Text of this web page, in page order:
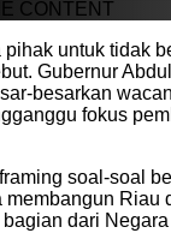
CONTENT
pihak untuk tidak
Gubernur
besarkan
fokus
soal-soal
Riau
bagian dari